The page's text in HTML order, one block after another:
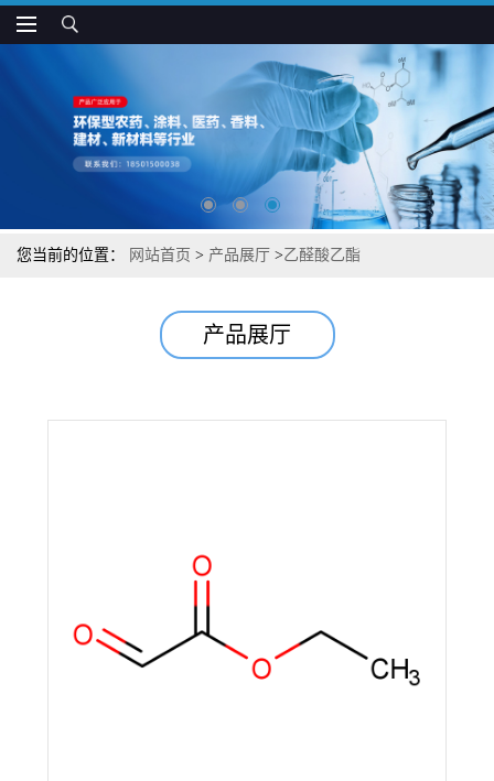
您当前的位置： 网站首页 > 产品展厅 >乙醛酸乙酯
产品展厅